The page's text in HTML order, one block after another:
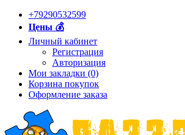
+79290532599
Цены 💰
Личный кабинет
Регистрация
Авторизация
Мои закладки (0)
Корзина покупок
Оформление заказа